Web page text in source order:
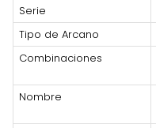
Serie
Tipo de Arcano
Combinaciones
Nombre